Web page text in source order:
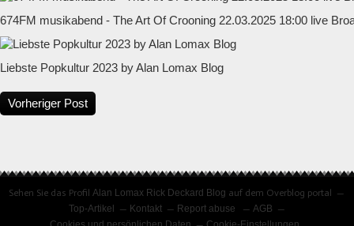
674FM musikabend - The Art Of Crooning 22.03.2025 18:00 live
Liebste Popkultur 2023 by Alan Lomax Blog
Vorheriger Post
Sehen Sie das ProfilAlan Lomax Rick Deckard Blog auf dem Overblog portal
Top-Artikel
Kontakt Report abuse
AGB